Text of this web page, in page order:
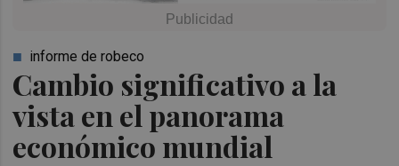
Cambio significativo a la
vista en el panorama
económico mundial
informe de robeco